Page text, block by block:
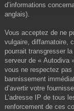
d’informations
anglais).
Vous acceptez de ne
vulgaire, diffamatoire,
pourrait transgresser
serveur de « Autodiva
vous ne respectez
bannissement
d’avertir votre
L’adresse IP de tous
renforcement de ces